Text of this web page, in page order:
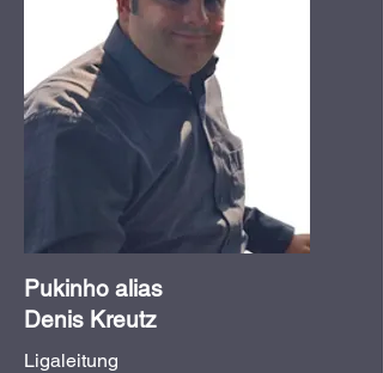
Pukinho alias
Denis Kreutz
Ligaleitung